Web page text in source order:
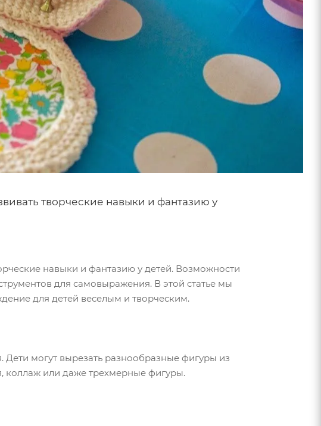
творческие навыки и фантазию у
навыки и фантазию у детей. Возможности
для самовыражения. В этой статье мы
для детей веселым и творческим.
могут вырезать разнообразные фигуры из
коллаж или даже трехмерные фигуры.